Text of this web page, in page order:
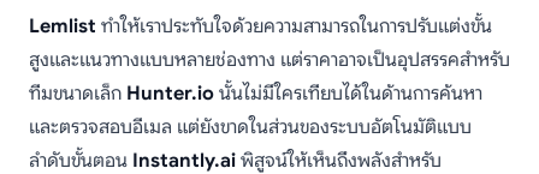
Lemlist ทำให้เราประทับใจด้วยความสามารถในการปรับแต่งขั้น
สูงและแนวทางแบบหลายช่องทาง แต่ราคาอาจเป็นอุปสรรคสำหรับ
ทีมขนาดเล็ก Hunter.io นั้นไม่มีใครเทียบได้ในด้านการค้นหา
และตรวจสอบอีเมล แต่ยังขาดในส่วนของระบบอัตโนมัติแบบ
ลำดับขั้นตอน Instantly.ai พิสูจน์ให้เห็นถึงพลังสำหรับ